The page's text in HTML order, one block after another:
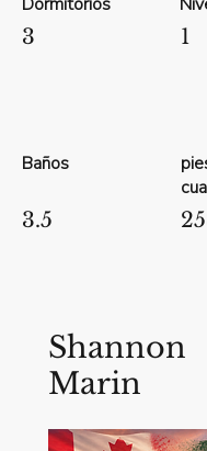
3
Baños
3.5
1
Shannon
Marin